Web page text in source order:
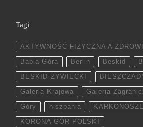
Tagi
AKTYWNOŚĆ FIZYCZNA A
Babia Góra Berlin Beskid
BESKID ŻYWIECKI
Galeria Krajowa Galeria
Góry hiszpania KARKONOSZE
KORONA GÓR POLSKI